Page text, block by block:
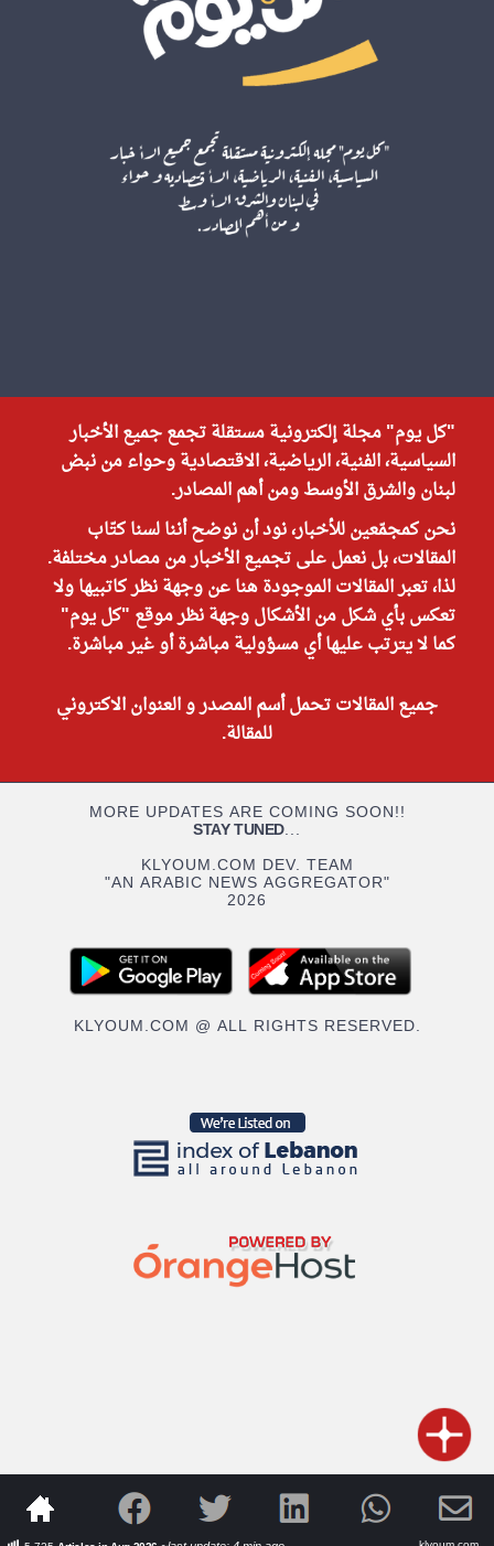
"كل يوم" مجلة إلكترونية مستقلة تجمع جميع الأخبار
السياسية، الفنية، الرياضية، الاقتصادية وحواء من نبض
لبنان والشرق الأوسط ومن أهم المصادر.
نحن كمجمّعين للأخبار، نود أن نوضح أننا لسنا كتّاب
المقالات، بل نعمل على تجميع الأخبار من مصادر مختلفة.
لذا، تعبر المقالات الموجودة هنا عن وجهة نظر كاتبيها ولا
تعكس بأي شكل من الأشكال وجهة نظر موقع "كل يوم"
كما لا يترتب عليها أي مسؤولية مباشرة أو غير مباشرة.
جميع المقالات تحمل أسم المصدر و العنوان الاكتروني
للمقالة.
MORE UPDATES ARE COMING SOON!!
STAY TUNED...
KLYOUM.COM DEV. TEAM
"AN ARABIC NEWS AGGREGATOR"
2026
KLYOUM.COM @ ALL RIGHTS RESERVED.